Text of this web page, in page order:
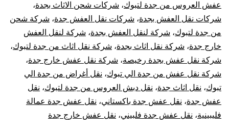
عفش العروس من جدة لتبوك، شركات شحن الاثاث بجدة،
شركات نقل العفش بجدة، شركات نقل العفش جدة، شركة شحن
من جدة لتبوك، شركة لنقل العفش بجدة، شركة لنقل العفش
خارج جدة، شركة نقل اثاث بجدة، شركة نقل اثاث من جدة لتبوك،
شركة نقل عفش بجدة رخيصة، شركة نقل عفش خارج جدة،
شركة نقل عفش من جدة الي تبوك، نقل أغراض من جدة الي
تبوك، نقل اثاث جدة، نقل دبش العروس من جدة لتبوك، نقل
عفش جدة، نقل عفش جدة باكستاني، نقل عفش جدة عمالة
فليبينية، نقل عفش جدة فلبيني، نقل عفش خارج جدة